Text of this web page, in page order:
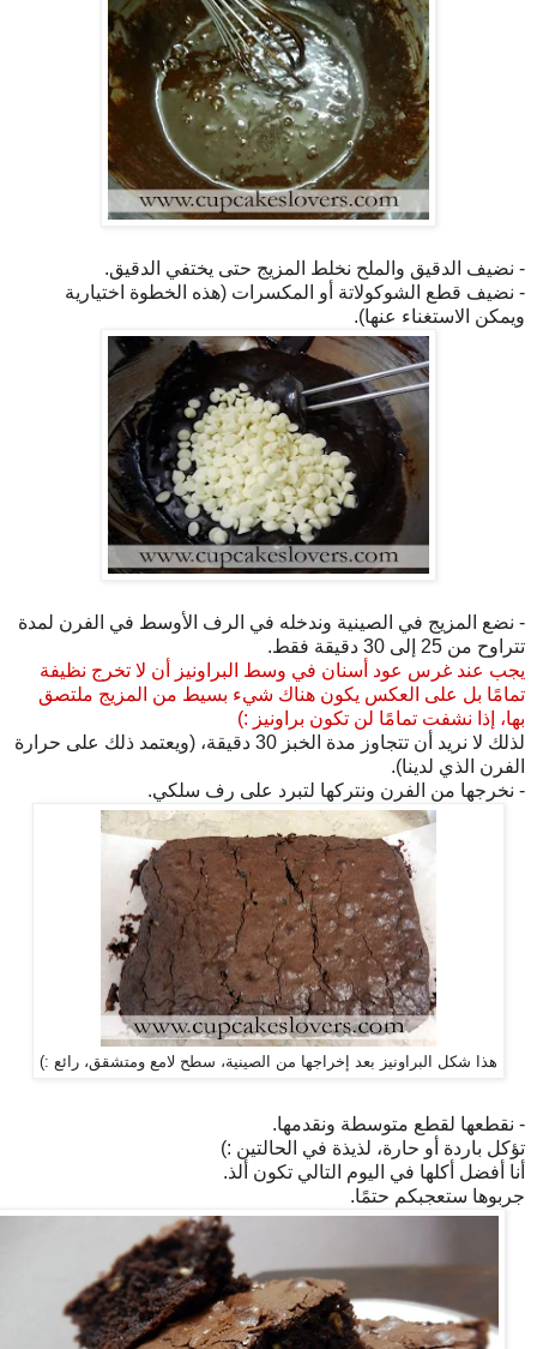
- نضيف الدقيق والملح نخلط المزيج حتى يختفي الدقيق.
- نضيف قطع الشوكولاتة أو المكسرات (هذه الخطوة اختيارية
ويمكن الاستغناء عنها).
- نضع المزيج في الصينية وندخله في الرف الأوسط في الفرن لمدة
تتراوح من 25 إلى 30 دقيقة فقط.
يجب عند غرس عود أسنان في وسط البراونيز أن لا تخرج نظيفة
تمامًا بل على العكس يكون هناك شيء بسيط من المزيج ملتصق
بها، إذا نشفت تمامًا لن تكون براونيز :)
لذلك لا نريد أن تتجاوز مدة الخبز 30 دقيقة، (ويعتمد ذلك على حرارة
الفرن الذي لدينا).
- نخرجها من الفرن ونتركها لتبرد على رف سلكي.
هذا شكل البراونيز بعد إخراجها من الصينية، سطح لامع ومتشقق، رائع :)
- نقطعها لقطع متوسطة ونقدمها.
تؤكل باردة أو حارة، لذيذة في الحالتين :)
أنا أفضل أكلها في اليوم التالي تكون ألذ.
جربوها ستعجبكم حتمًا.